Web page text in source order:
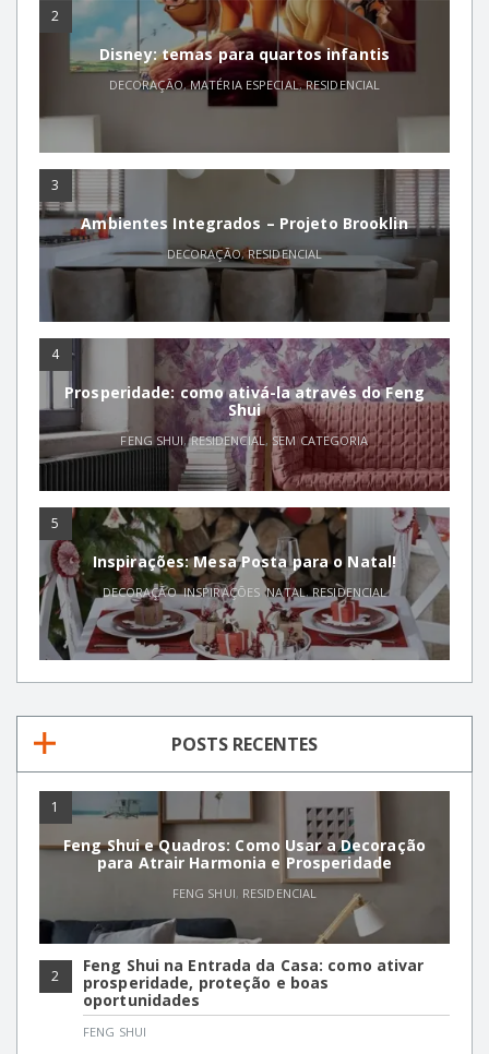
2
Disney: temas para quartos infantis
DECORAÇÃO,MATÉRIA ESPECIAL,RESIDENCIAL
3
Ambientes Integrados – Projeto Brooklin
DECORAÇÃO,RESIDENCIAL
4
Prosperidade: como ativá-la através do Feng
Shui
FENG SHUI,RESIDENCIAL,SEM CATEGORIA
5
Inspirações: Mesa Posta para o Natal!
DECORAÇÃO,INSPIRAÇÕES ,NATAL,RESIDENCIAL
POSTS RECENTES
1
Feng Shui e Quadros: Como Usar a Decoração
para Atrair Harmonia e Prosperidade
FENG SHUI, RESIDENCIAL
2
Feng Shui na Entrada da Casa: como ativar
prosperidade, proteção e boas
oportunidades
FENG SHUI